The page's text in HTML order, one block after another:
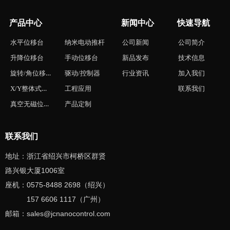
联系我们
地址：浙江省绍兴市柯桥区群贤
路兴银大厦1006室
座机：0575-8488 2698（绍兴）
157 6606 1117（广州）
邮箱：sales@jcnanocontrol .com
产品中心
纳米电动推杆
手动位移台
驱动/控制器
工程应用
产品定制
水平位移台
升降位移台
旋转/角位移台
X/Y整体式位移台
真空无磁位移台
新闻中心
公司新闻
新品发布
行业资讯
快速导航
公司简介
技术信息
加入我们
联系我们